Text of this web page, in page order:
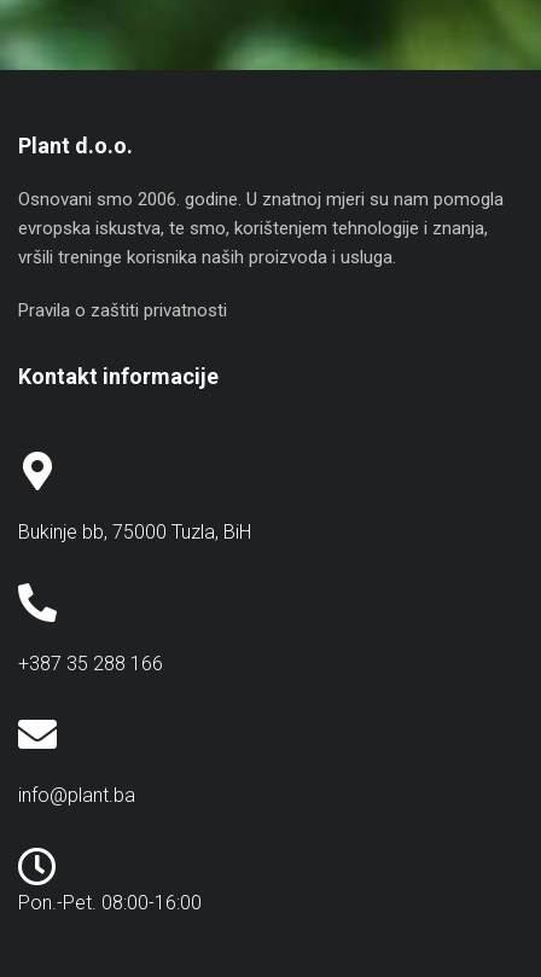
Plant d.o.o.
Osnovani smo 2006. godine. U znatnoj mjeri su nam pomogla
evropska iskustva, te smo, korištenjem tehnologije i znanja,
vršili treninge korisnika naših proizvoda i usluga.
Pravila o zaštiti privatnosti
Kontakt informacije
Bukinje bb, 75000 Tuzla, BiH
+387 35 288 166
info@plant.ba
Pon.-Pet. 08:00-16:00